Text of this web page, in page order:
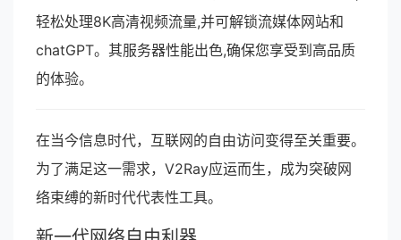
轻松处理8K高清视频流量,并可解锁流媒体网站和
chatGPT。其服务器性能出色,确保您享受到高品质
的体验。
在当今信息时代，互联网的自由访问变得至关重要。
为了满足这一需求，V2Ray应运而生，成为突破网
络束缚的新时代代表性工具。